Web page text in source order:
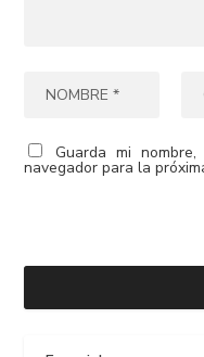
Guarda mi
navegador para la